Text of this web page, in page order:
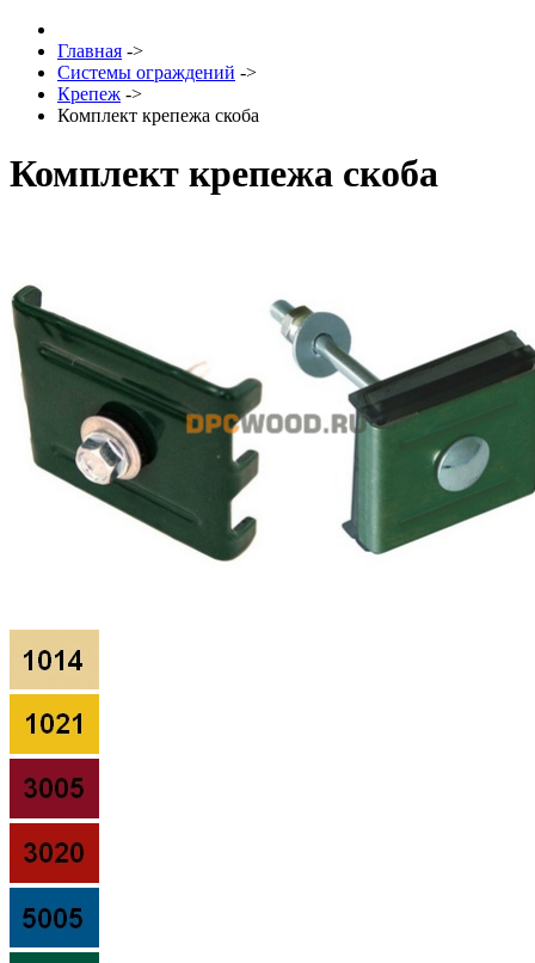
Главная ->
Системы ограждений ->
Крепеж ->
Комплект крепежа скоба
Комплект крепежа скоба